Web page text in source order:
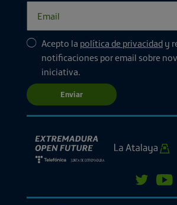
Acepto la política de privacidad y
notificaciones por email sobre
iniciativa.
Enviar